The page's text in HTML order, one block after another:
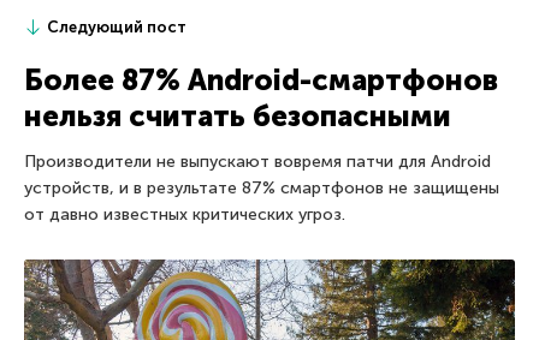
Следующий пост
Более 87% Android-смартфонов
нельзя считать безопасными
Производители не выпускают вовремя патчи для Android
устройств, и в результате 87% смартфонов не защищены
от давно известных критических угроз.